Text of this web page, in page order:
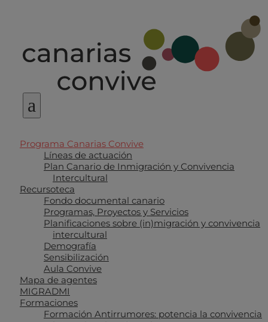
a
Programa Canarias Convive
Líneas de actuación
Plan Canario de Inmigración y Convivencia
Intercultural
Recursoteca
Fondo documental canario
Programas, Proyectos y Servicios
Planificaciones sobre (in)migración y convivencia
intercultural
Demografía
Sensibilización
Aula Convive
Mapa de agentes
MIGRADMI
Formaciones
Formación Antirrumores: potencia la convivencia